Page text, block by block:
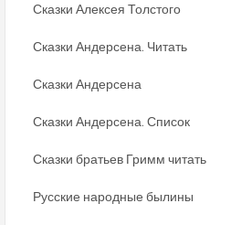
Сказки Алексея Толстого
Сказки Андерсена. Читать
Сказки Андерсена
Сказки Андерсена. Список
Сказки братьев Гримм читать
Русские народные былины